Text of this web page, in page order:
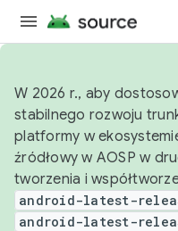
W 2026 r., aby
stabilnego rozwoju
platformy w
źródłowy w AOSP w
tworzenia i
android-latest-
android-latest-